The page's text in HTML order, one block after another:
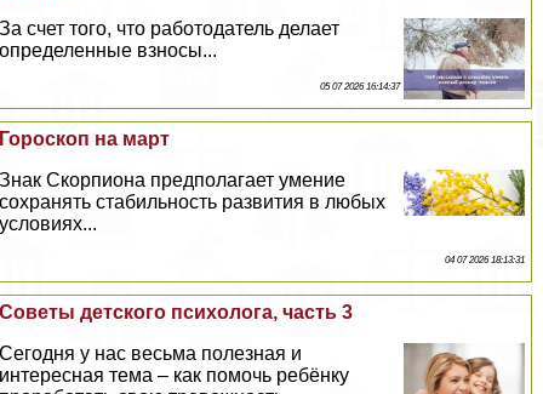
За счет того, что работодатель делает
определенные взносы...
05 07 2026 16:14:37
Гороскоп на март
Знак Скорпиона предполагает умение
сохранять стабильность развития в любых
условиях...
04 07 2026 18:13:31
Советы детского психолога, часть 3
Сегодня у нас весьма полезная и
интересная тема – как помочь ребёнку